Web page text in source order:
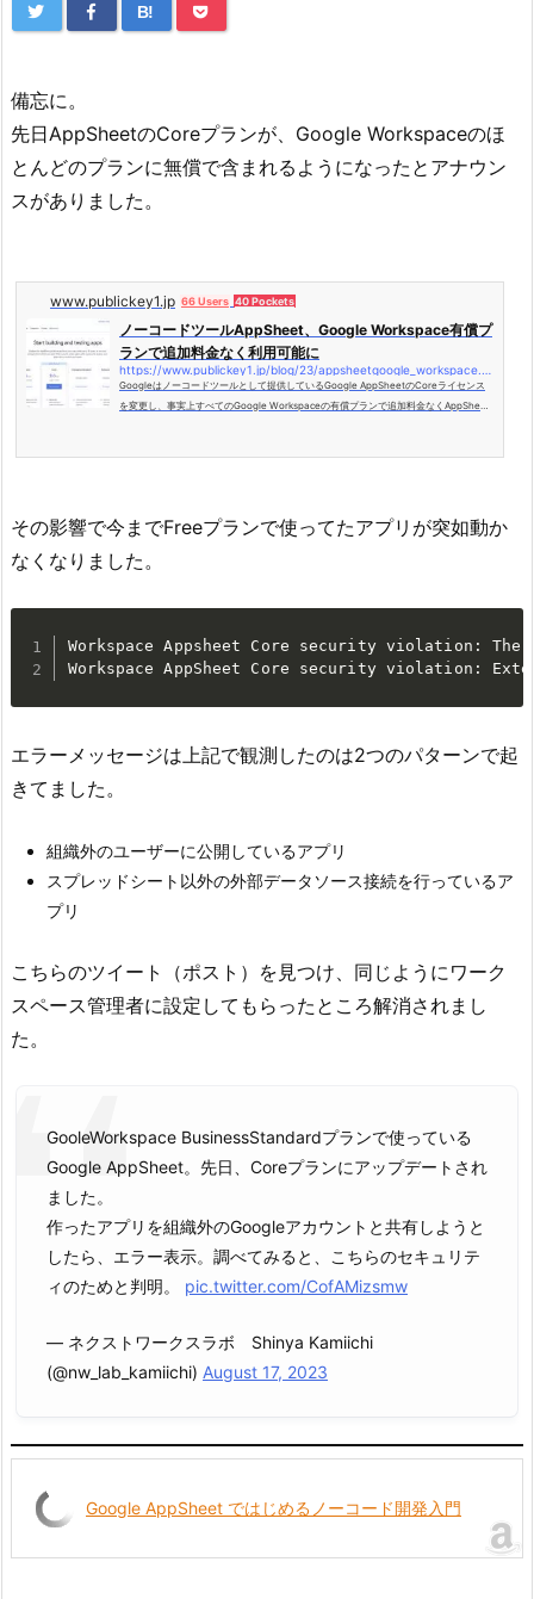
B!
備忘に。
先日AppSheetのCoreプランが、Google Workspaceのほ
とんどのプランに無償で含まれるようになったとアナウン
スがありました。
www.publickey1.jp 66 Users 40 Pockets
ノーコードツールAppSheet、Google Workspace有償プ
ランで追加料金なく利用可能に
Googleはノーコードツールとして提供しているGoogle AppSheetのCoreライセンス
を変更し、事実上すべてのGoogle Workspaceの有償プランで追加料金なくAppSheet
その影響で今までFreeプランで使ってたアプリが突如動か
なくなりました。
Workspace Appsheet Core security violation:
Workspace AppSheet Core security violation:
エラーメッセージは上記で観測したのは2つのパターンで起
きてました。
組織外のユーザーに公開しているアプリ
スプレッドシート以外の外部データソース接続を行っているア
プリ
こちらのツイート（ポスト）を見つけ、同じようにワーク
スペース管理者に設定してもらったところ解消されまし
た。
GooleWorkspace BusinessStandardプランで使っている
Google AppSheet。先日、Coreプランにアップデートされ
ました。
作ったアプリを組織外のGoogleアカウントと共有しようと
したら、エラー表示。調べてみると、こちらのセキュリテ
ィのためと判明。 pic.twitter.com/CofAMizsmw
— ネクストワークスラボ Shinya Kamiichi
(@nw_lab_kamiichi) August 17, 2023
Google AppSheet ではじめるノーコード開発入門